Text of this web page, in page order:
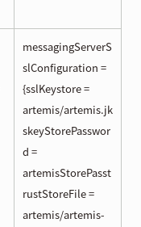
messagingServerS
slConfiguration =
{sslKeystore =
artemis/artemis.jk
skeyStorePasswor
d =
artemisStorePasst
rustStoreFile =
artemis/artemis-